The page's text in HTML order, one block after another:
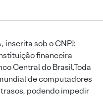
inscrita sob o CNPJ:
financeira
Central do Brasil.Toda
de computadores
podendo impedir